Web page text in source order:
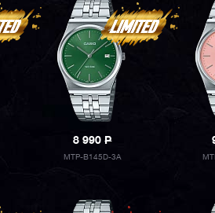
8 990P
MTP-B145D-3A